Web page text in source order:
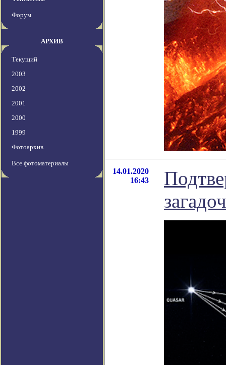
Форум
АРХИВ
Текущий
2003
2002
2001
2000
1999
Фотоархив
Все фотоматериалы
14.01.2020
16:43